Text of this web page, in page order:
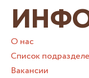
О нас
Список
Вакансии